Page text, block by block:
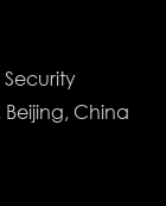
Beijing, China